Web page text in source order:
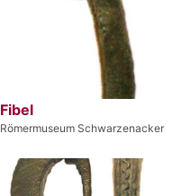
Fibel
Römermuseum Schwarzenacker